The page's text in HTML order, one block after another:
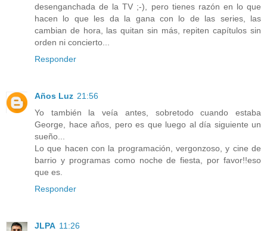
desenganchada de la TV ;-), pero tienes razón en lo que
hacen lo que les da la gana con lo de las series, las
cambian de hora, las quitan sin más, repiten capítulos sin
orden ni concierto...
Responder
Años Luz 21:56
Yo también la veía antes, sobretodo cuando estaba
George, hace años, pero es que luego al día siguiente un
sueño...
Lo que hacen con la programación, vergonzoso, y cine de
barrio y programas como noche de fiesta, por favor!!eso
que es.
Responder
JLPA 11:26